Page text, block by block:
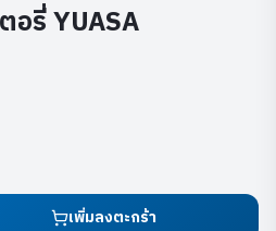
อรี่ YUASA
เพิ่มลงตะกร้า